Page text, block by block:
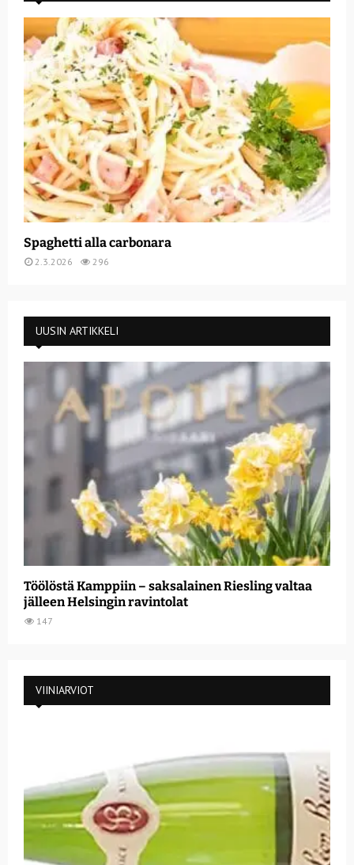
Spaghetti alla carbonara
2.3.2026 296
UUSIN ARTIKKELI
Töölöstä Kamppiin – saksalainen Riesling valtaa
jälleen Helsingin ravintolat
147
VIINIARVIOT